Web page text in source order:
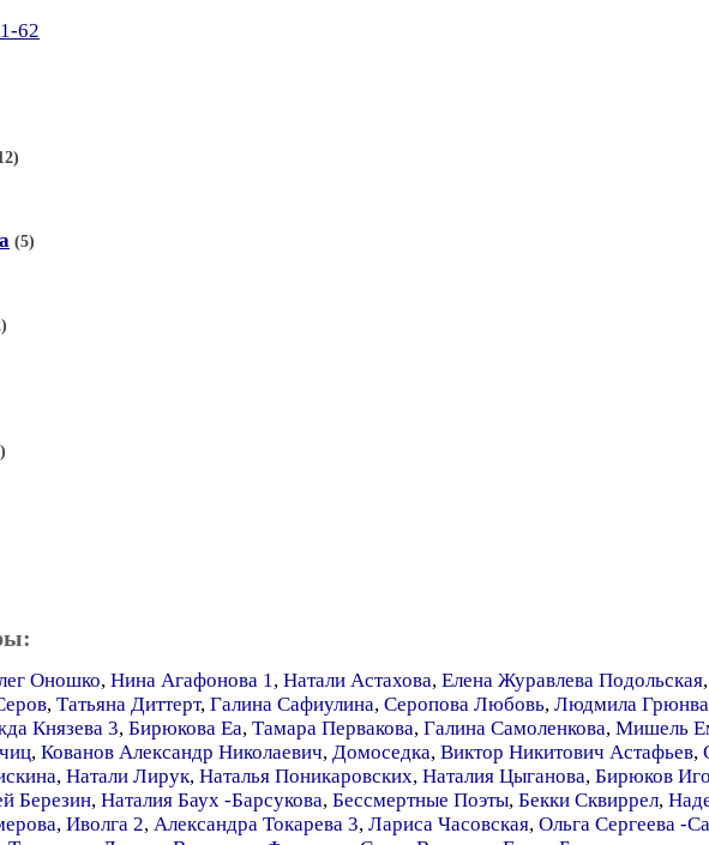
62
(5)
Оношко, Нина Агафонова 1, Натали Астахова, Елена Журавлева Подольская,
, Татьяна Диттерт, Галина Сафиулина, Серопова Любовь, Людмила
Князева 3, Бирюкова Еа, Тамара Первакова, Галина Самоленкова, Мишель
, Кованов Александр Николаевич, Домоседка, Виктор Никитович Астафьев,
, Натали Лирук, Наталья Поникаровских, Наталия Цыганова, Бирюков
Березин, Наталия Баух -Барсукова, Бессмертные Поэты, Бекки Сквиррел,
, Иволга 2, Александра Токарева 3, Лариса Часовская, Ольга Сергеева -